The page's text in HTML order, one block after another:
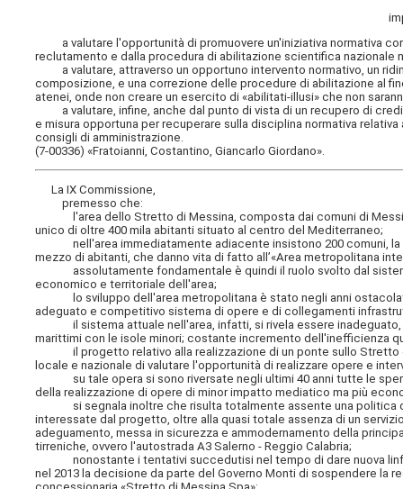
a valutare l'opportunità di promuovere un'iniziativa normativa
reclutamento e dalla procedura di abilitazione scientifica nazionale
a valutare, attraverso un opportuno intervento normativo, un
composizione, e una correzione delle procedure di abilitazione al
atenei, onde non creare un esercito di «abilitati-illusi» che non
a valutare, infine, anche dal punto di vista di un recupero di
e misura opportuna per recuperare sulla disciplina normativa
consigli di amministrazione.
(7-00336) «Fratoianni, Costantino, Giancarlo Giordano».
La IX Commissione,
premesso che:
l'area dello Stretto di Messina, composta dai comuni di
unico di oltre 400 mila abitanti situato al centro del Mediterraneo;
nell'area immediatamente adiacente insistono 200 comuni, la
mezzo di abitanti, che danno vita di fatto all’«Area metropolitana
assolutamente fondamentale è quindi il ruolo svolto dal
economico e territoriale dell'area;
lo sviluppo dell'area metropolitana è stato negli anni
adeguato e competitivo sistema di opere e di collegamenti
il sistema attuale nell'area, infatti, si rivela essere inadeguato,
marittimi con le isole minori; costante incremento dell'inefficienza
il progetto relativo alla realizzazione di un ponte sullo Stretto di
locale e nazionale di valutare l'opportunità di realizzare opere e
su tale opera si sono riversate negli ultimi 40 anni tutte le
della realizzazione di opere di minor impatto mediatico ma più
si segnala inoltre che risulta totalmente assente una politica di
interessate dal progetto, oltre alla quasi totale assenza di un
adeguamento, messa in sicurezza e ammodernamento della
tirreniche, ovvero l'autostrada A3 Salerno - Reggio Calabria;
nonostante i tentativi succedutisi nel tempo di dare nuova linfa
nel 2013 la decisione da parte del Governo Monti di sospendere